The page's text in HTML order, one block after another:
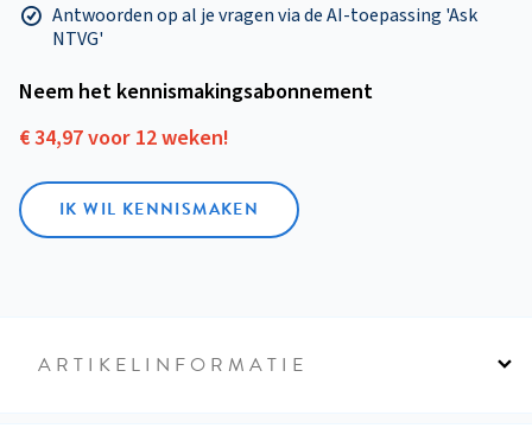
Antwoorden op al je vragen via de AI-toepassing 'Ask
NTVG'
Neem het kennismakings­abonnement
€ 34,97 voor 12 weken!
IK WIL KENNISMAKEN
ARTIKELINFORMATIE